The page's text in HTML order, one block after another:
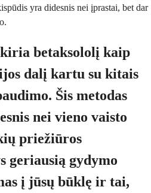
yra didesnis nei įprastai, bet dar
betaksololį kaip
dalį kartu su kitais
Šis metodas
nei vieno vaisto
priežiūros
geriausią gydymo
į jūsų būklę ir tai,